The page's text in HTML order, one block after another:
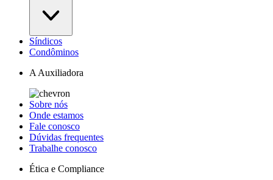
Síndicos
Condôminos
A Auxiliadora
Sobre nós
Onde estamos
Fale conosco
Dúvidas frequentes
Trabalhe conosco
Ética e Compliance